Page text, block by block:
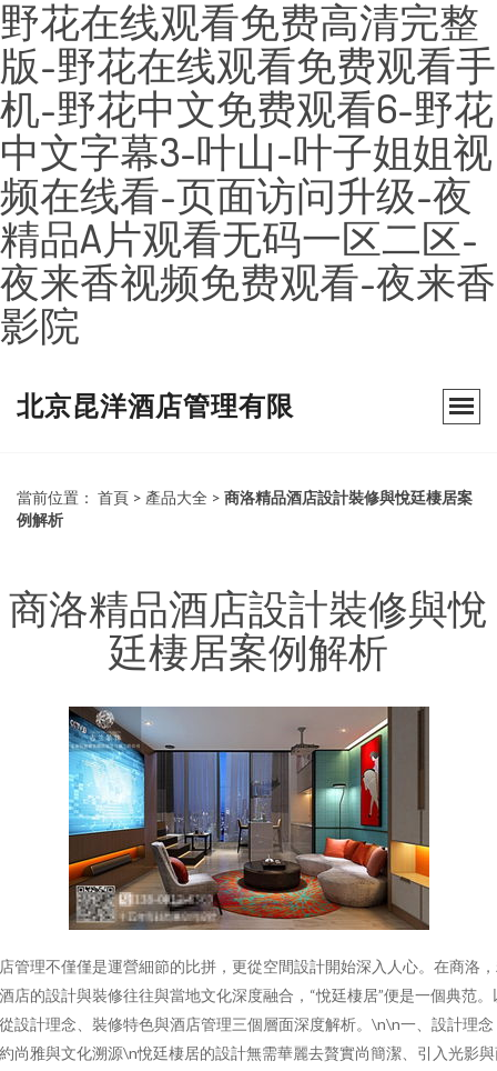
野花在线观看免费高清完整
版-野花在线观看免费观看手
机-野花中文免费观看6-野花
中文字幕3-叶山-叶子姐姐视
频在线看-页面访问升级-夜
精品A片观看无码一区二区-
夜来香视频免费观看-夜来香
影院
北京昆洋酒店管理有限
當前位置： 首頁 > 產品大全 > 商洛精品酒店設計裝修與悅廷棲居案
例解析
商洛精品酒店設計裝修與悅
廷棲居案例解析
管理不僅僅是運營細節的比拼，更從空間設計開始深入人心。在商洛
店的設計與裝修往往與當地文化深度融合，“悅廷棲居”便是一個典范。
設計理念、裝修特色與酒店管理三個層面深度解析。\n\n一、設計理念
尚雅與文化溯源\n悅廷棲居的設計無需華麗去贅實尚簡潔、引入光影